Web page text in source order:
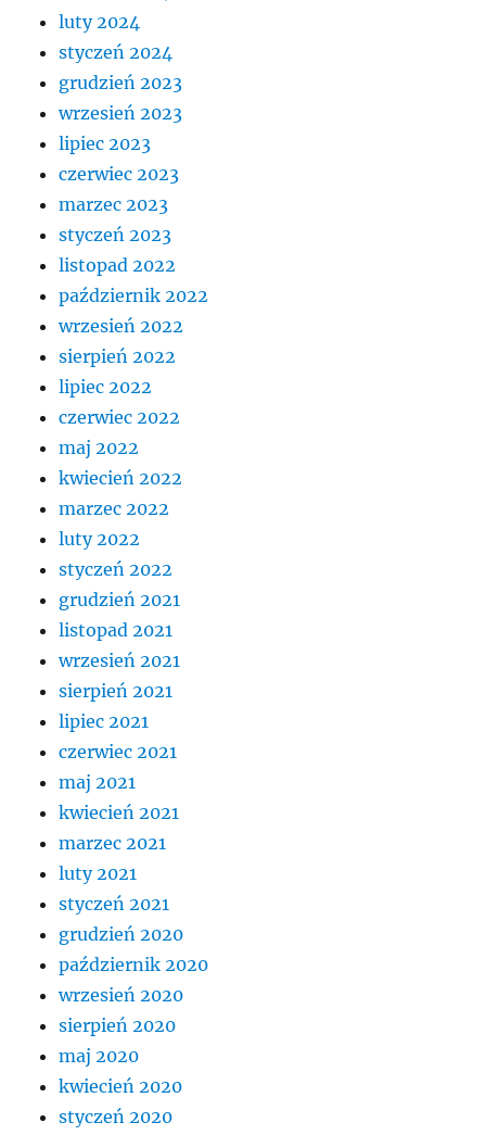
luty 2024
styczeń 2024
grudzień 2023
wrzesień 2023
lipiec 2023
czerwiec 2023
marzec 2023
styczeń 2023
listopad 2022
październik 2022
wrzesień 2022
sierpień 2022
lipiec 2022
czerwiec 2022
maj 2022
kwiecień 2022
marzec 2022
luty 2022
styczeń 2022
grudzień 2021
listopad 2021
wrzesień 2021
sierpień 2021
lipiec 2021
czerwiec 2021
maj 2021
kwiecień 2021
marzec 2021
luty 2021
styczeń 2021
grudzień 2020
październik 2020
wrzesień 2020
sierpień 2020
maj 2020
kwiecień 2020
styczeń 2020